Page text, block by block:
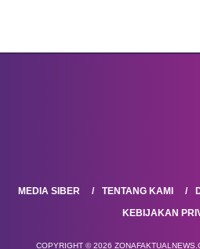
MEDIA SIBER TENTANG KAMI
KEBIJAKAN
COPYRIGHT © 2026